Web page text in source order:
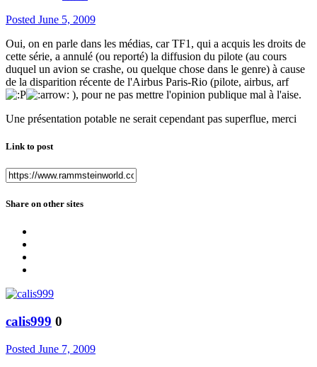
Posted June 5, 2009
Oui, on en parle dans les médias, car TF1, qui a acquis les droits de
cette série, a annulé (ou reporté) la diffusion du pilote (au cours
duquel un avion se crashe, ou quelque chose dans le genre) à cause
de la disparition récente de l'Airbus Paris-Rio (pilote, airbus, arf
), pour ne pas mettre l'opinion publique mal à l'aise.
Une présentation potable ne serait cependant pas superflue, merci
Link to post
Share on other sites
calis999 0
Posted June 7, 2009